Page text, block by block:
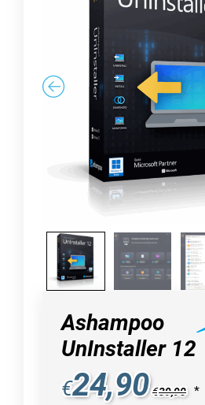
Ashampoo
UnInstaller 12
€24,90 €39,90 *